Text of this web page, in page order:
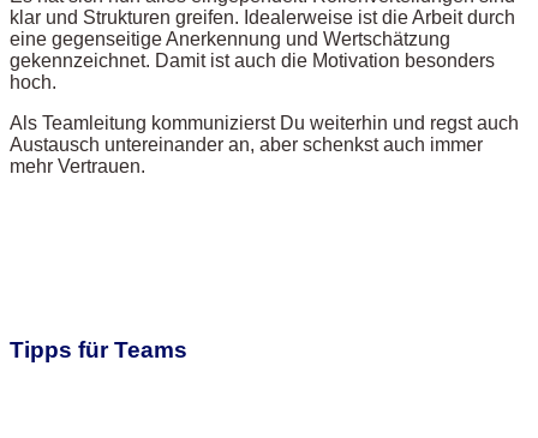
klar und Strukturen greifen. Idealerweise ist die Arbeit durch
eine gegenseitige Anerkennung und Wertschätzung
gekennzeichnet. Damit ist auch die Motivation besonders
hoch.
Als Teamleitung kommunizierst Du weiterhin und regst auch
Austausch untereinander an, aber schenkst auch immer
mehr Vertrauen.
Tipps für Teams